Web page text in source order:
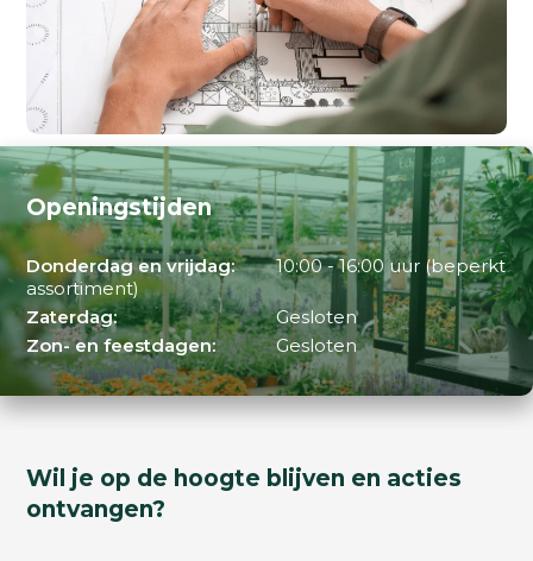
Openingstijden
Donderdag en vrijdag:
10:00 - 16:00 uur (beperkt
assortiment)
Zaterdag:
Gesloten
Zon- en feestdagen:
Gesloten
Wil je op de hoogte blijven en acties
ontvangen?